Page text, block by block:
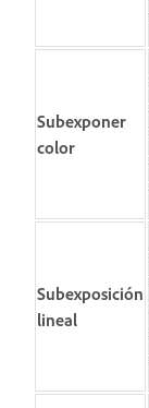
Subexponer
color
Subexposición
lineal